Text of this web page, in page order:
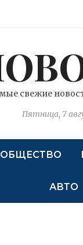
свежие
Пятница, 7
ОБЩЕСТВО
АВТО